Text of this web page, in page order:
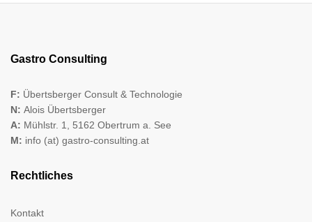
Gastro Consulting
F: Übertsberger Consult & Technologie
N: Alois Übertsberger
A: Mühlstr. 1, 5162 Obertrum a. See
M: info (at) gastro-consulting.at
Rechtliches
Kontakt